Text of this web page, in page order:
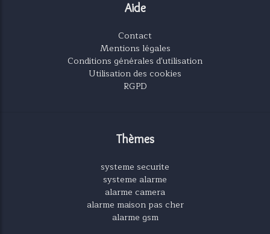
Aide
Contact
Mentions légales
Conditions générales d'utilisation
Utilisation des cookies
RGPD
Thèmes
systeme securite
systeme alarme
alarme camera
alarme maison pas cher
alarme gsm